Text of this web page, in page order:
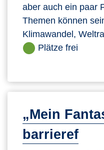
aber auch ein paar
Themen können
Klimawandel,
Plätze frei
„Mein
barrieref